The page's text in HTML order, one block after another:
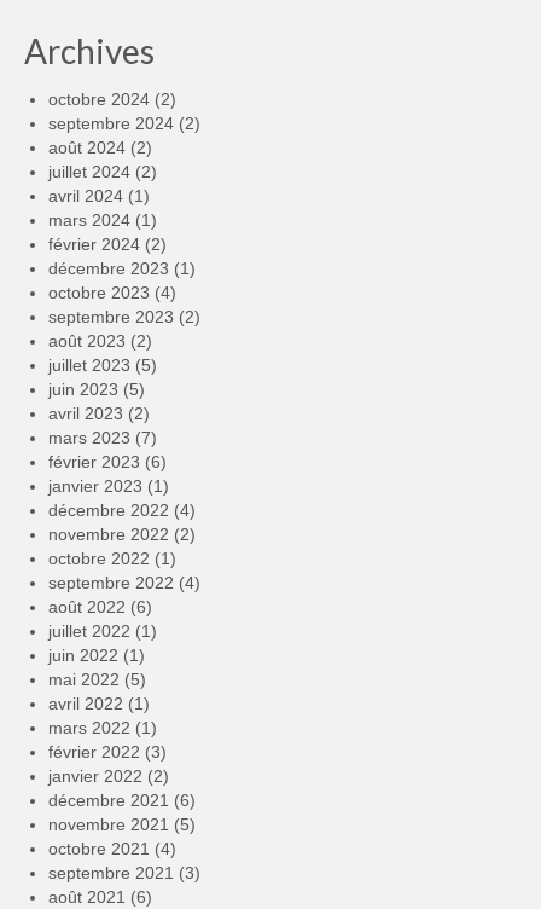
Archives
octobre 2024 (2)
septembre 2024 (2)
août 2024 (2)
juillet 2024 (2)
avril 2024 (1)
mars 2024 (1)
février 2024 (2)
décembre 2023 (1)
octobre 2023 (4)
septembre 2023 (2)
août 2023 (2)
juillet 2023 (5)
juin 2023 (5)
avril 2023 (2)
mars 2023 (7)
février 2023 (6)
janvier 2023 (1)
décembre 2022 (4)
novembre 2022 (2)
octobre 2022 (1)
septembre 2022 (4)
août 2022 (6)
juillet 2022 (1)
juin 2022 (1)
mai 2022 (5)
avril 2022 (1)
mars 2022 (1)
février 2022 (3)
janvier 2022 (2)
décembre 2021 (6)
novembre 2021 (5)
octobre 2021 (4)
septembre 2021 (3)
août 2021 (6)